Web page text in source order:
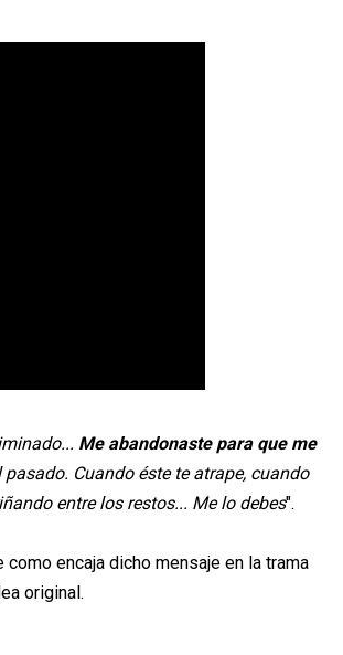
Me abandonaste para que me
Cuando éste te atrape, cuando
entre los restos... Me lo debes".
encaja dicho mensaje en la trama
original.